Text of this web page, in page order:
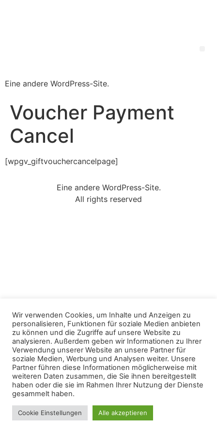
Eine andere WordPress-Site.
Voucher Payment
Cancel
[wpgv_giftvouchercancelpage]
Eine andere WordPress-Site.
All rights reserved
Wir verwenden Cookies, um Inhalte und Anzeigen zu
personalisieren, Funktionen für soziale Medien anbieten
zu können und die Zugriffe auf unsere Website zu
analysieren. Außerdem geben wir Informationen zu Ihrer
Verwendung unserer Website an unsere Partner für
soziale Medien, Werbung und Analysen weiter. Unsere
Partner führen diese Informationen möglicherweise mit
weiteren Daten zusammen, die Sie ihnen bereitgestellt
haben oder die sie im Rahmen Ihrer Nutzung der Dienste
gesammelt haben.
Cookie Einstellungen Alle akzeptieren